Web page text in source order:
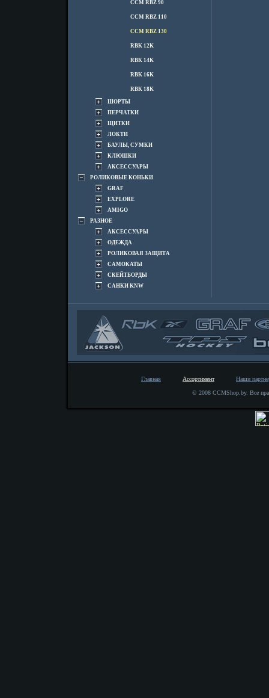
CCM RBZ 90
CCM RBZ 110
CCM RBZ 130
RBK 12K
RBK 14K
RBK 16K
RBK 18K
ШОРТЫ
ПЕРЧАТКИ
ЩИТКИ
ЛОКТИ
БАУЛЫ, СУМКИ
КЛЮШКИ
АКСЕССУАРЫ
РОЛИКОВЫЕ КОНЬКИ
GRAF
EXPLORE
AMIGO
РАЗНОЕ
АКСЕССУАРЫ
ОДЕЖДА
РОЛИКОВАЯ ЗАЩИТА
САМОКАТЫ
СКЕЙТБОРДЫ
САНКИ KNW
Главная Ассортимент Наши
© 2008 CCMShop.by. Все